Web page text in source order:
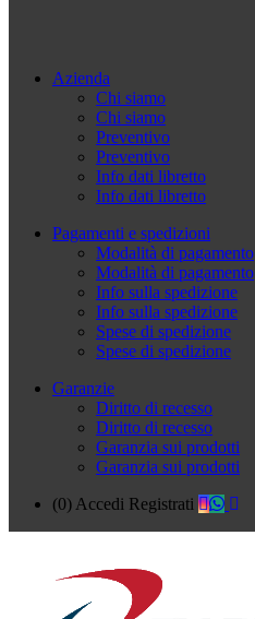
Azienda
Chi siamo
Chi siamo
Preventivo
Preventivo
Info dati libretto
Info dati libretto
Pagamenti e spedizioni
Modalità di pagamento
Modalità di pagamento
Info sulla spedizione
Info sulla spedizione
Spese di spedizione
Spese di spedizione
Garanzie
Diritto di recesso
Diritto di recesso
Garanzia sui prodotti
Garanzia sui prodotti
(0) Accedi Registrati